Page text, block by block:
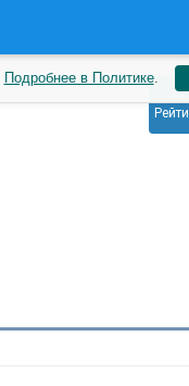
5
Подробнее в Политике.